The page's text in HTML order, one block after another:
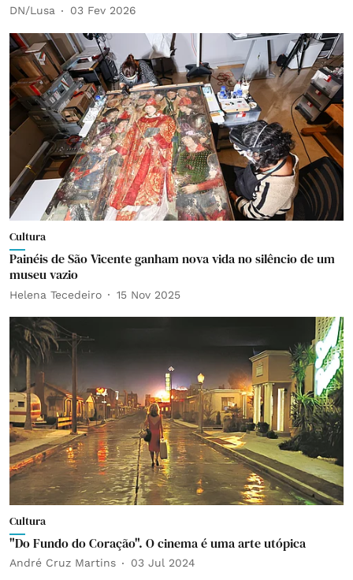
DN/Lusa 03 Fev 2026
Cultura
Painéis de São Vicente ganham nova vida no silêncio de um
museu vazio
Helena Tecedeiro 15 Nov 2025
Cultura
"Do Fundo do Coração". O cinema é uma arte utópica
André Cruz Martins 03 Jul 2024